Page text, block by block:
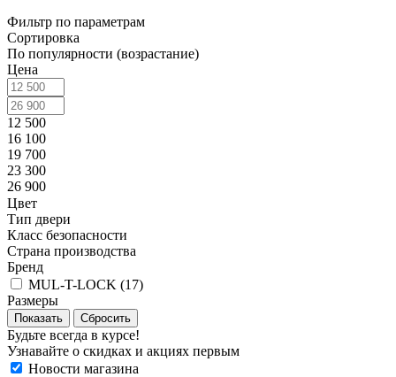
Фильтр по параметрам
Сортировка
По популярности (возрастание)
Цена
12 500
16 100
19 700
23 300
26 900
Цвет
Тип двери
Класс безопасности
Страна производства
Бренд
MUL-T-LOCK (17)
Размеры
Сбросить
Будьте всегда в курсе!
Узнавайте о скидках и акциях первым
Новости магазина